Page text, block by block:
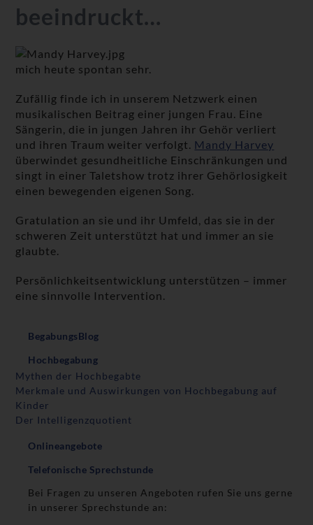
beeindruckt…
mich heute spontan sehr.
Zufällig finde ich in unserem Netzwerk einen
musikalischen Beitrag einer jungen Frau. Eine
Sängerin, die in jungen Jahren ihr Gehör verliert
und ihren Traum weiter verfolgt. Mandy Harvey
überwindet gesundheitliche Einschränkungen und
singt in einer Taletshow trotz ihrer Gehörlosigkeit
einen bewegenden eigenen Song.
Gratulation an sie und ihr Umfeld, das sie in der
schweren Zeit unterstützt hat und immer an sie
glaubte.
Persönlichkeitsentwicklung unterstützen – immer
eine sinnvolle Intervention.
BegabungsBlog
Hochbegabung
Mythen der Hochbegabte
Merkmale und Auswirkungen von Hochbegabung auf
Kinder
Der Intelligenzquotient
Onlineangebote
Telefonische Sprechstunde
Bei Fragen zu unseren Angeboten rufen Sie uns gerne
in unserer Sprechstunde an: